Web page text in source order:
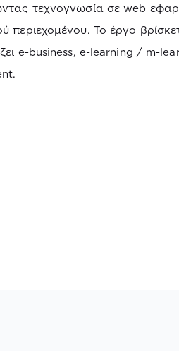
τεχνογνωσία σε web
περιεχομένου. Το έργο
e-business, e-learning / m-